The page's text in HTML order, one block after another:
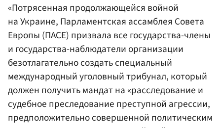
«Потрясенная продолжающейся войной
на Украине, Парламентская ассамблея Совета
Европы (ПАСЕ) призвала все государства-члены
и государства-наблюдатели организации
безотлагательно создать специальный
международный уголовный трибунал, который
должен получить мандат на «расследование и
судебное преследование преступной агрессии,
предположительно совершенной политическим